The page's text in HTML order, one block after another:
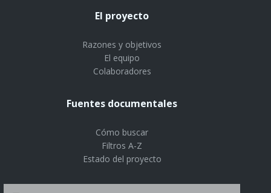
El proyecto
Razones y objetivos
El equipo
Colaboradores
Fuentes documentales
Cómo buscar
Filtros A-Z
Estado del proyecto